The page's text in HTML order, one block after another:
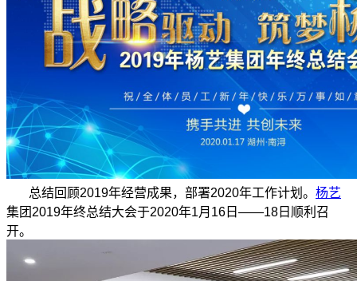
总结回顾2019年经营成果，部署2020年工作计划。 杨艺
集团2019年终总结大会于2020年1月16日——18日顺利召
开。